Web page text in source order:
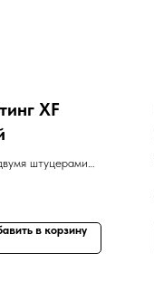
XF
штуцерами
в корзину